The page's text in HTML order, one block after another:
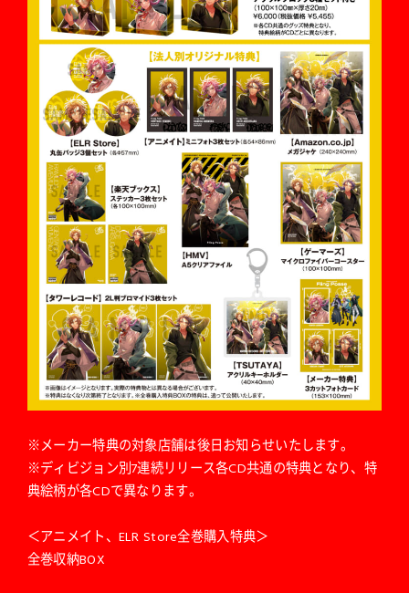
※メーカー特典の対象店舗は後日お知らせいたします。
※ディビジョン別7連続リリース各CD共通の特典となり、特
典絵柄が各CDで異なります。
＜アニメイト、ELR Store全巻購入特典＞
全巻収納BOX